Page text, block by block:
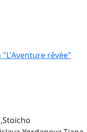
rêvée"